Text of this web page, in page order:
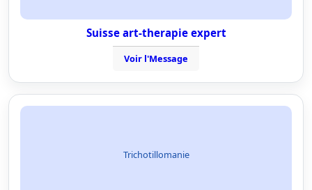
Suisse art-therapie expert
Voir l'Message
Trichotillomanie